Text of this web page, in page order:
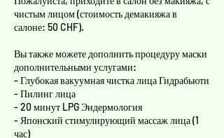
чистым лицом (стоимость демакияжа в
салоне: 50 CHF).
Вы также можете дополнить процедуру маски
дополнительными услугами:
- Глубокая вакуумная чистка лица Гидрабьюти
- Пилинг лица
- 20 минут LPG Эндермология
- Японский стимулирующий массаж лица (1
час)